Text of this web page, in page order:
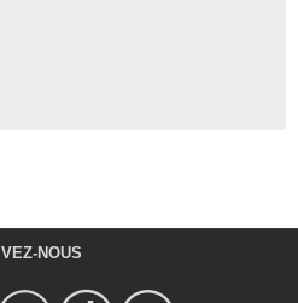
NOUS